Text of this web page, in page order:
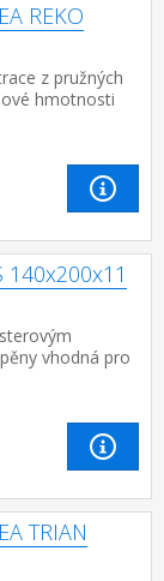
REKO
z pružných
hmotnosti
m...
140x200x11
vhodná pro
a
TRIAN